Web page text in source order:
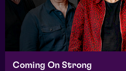
Coming On Strong